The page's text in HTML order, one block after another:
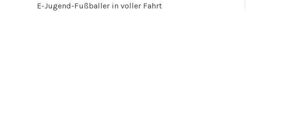
E-Jugend-Fußballer in voller Fahrt